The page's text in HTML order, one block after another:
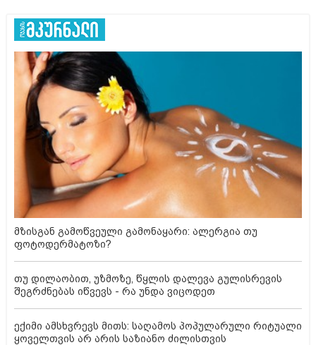
მზისგან გამოწვეული გამონაყარი: ალერგია თუ
ფოტოდერმატოზი?
თუ დილაობით, უზმოზე, წყლის დალევა გულისრევის
შეგრძნებას იწვევს - რა უნდა ვიცოდეთ
ექიმი ამსხვრევს მითს: საღამოს პოპულარული რიტუალი
ყოველთვის არ არის საზიანო ძილისთვის